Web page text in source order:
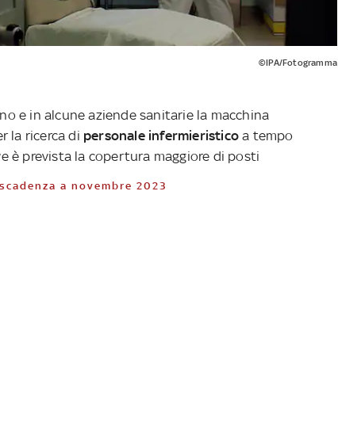
©IPA/Fotogramma
e in alcune aziende sanitarie la macchina
la ricerca di personale infermieristico a tempo
è prevista la copertura maggiore di posti
a novembre 2023